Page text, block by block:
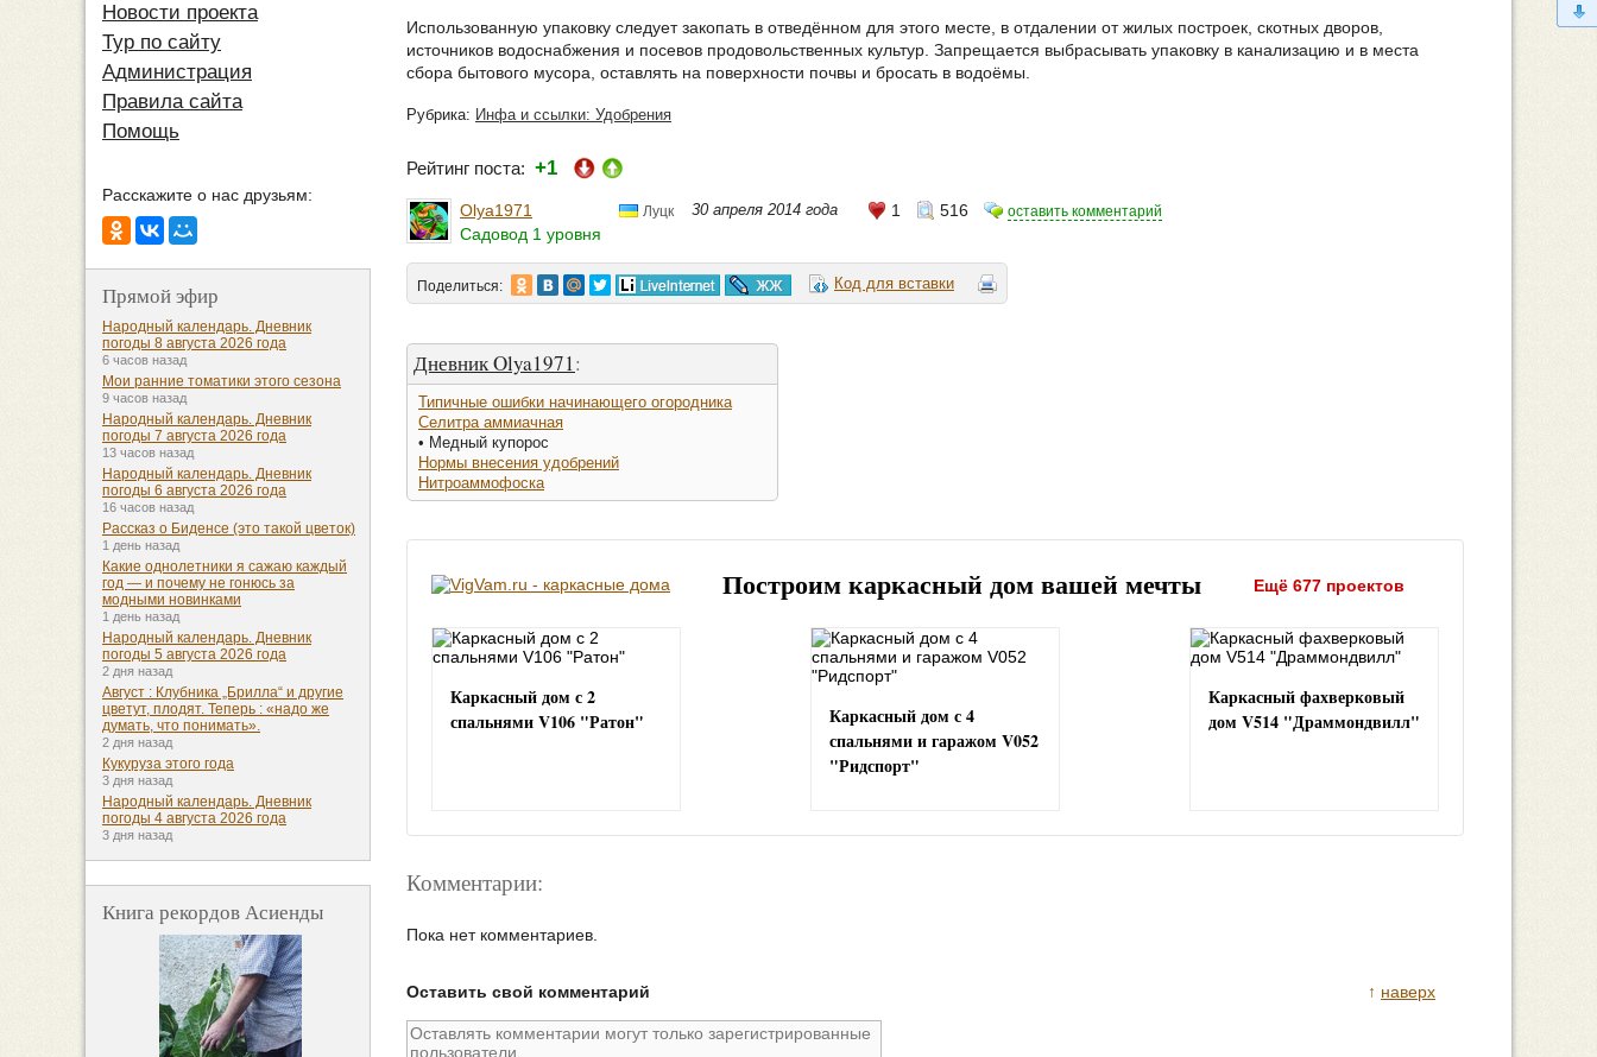
Использованную упаковку следует закопать в отведённом для этого месте, в отдалении от жилых построек, скотных дворов,
источников водоснабжения и посевов продовольственных культур. Запрещается выбрасывать упаковку в канализацию и в места
сбора бытового мусора, оставлять на поверхности почвы и бросать в водоёмы.
Рубрика: Инфа и ссылки: Удобрения
Рейтинг поста: +1
Olya1971
Садовод 1 уровня
Луцк 30 апреля 2014 года 1 516 оставить комментарий
Поделиться: Код для вставки
Дневник Olya1971:
Типичные ошибки начинающего огородника
Селитра аммиачная
• Медный купорос
Нормы внесения удобрений
Нитроаммофоска
Построим каркасный дом вашей мечты Ещё 677 проектов
Каркасный дом с 2
спальнями V106 "Ратон"
Каркасный дом с 4
спальнями и гаражом V052
"Ридспорт"
Каркасный фахверковый
дом V514 "Драммондвилл"
Комментарии:
Пока нет комментариев.
↑ наверх
Оставить свой комментарий
Новости проекта
Тур по сайту
Администрация
Правила сайта
Помощь
Расскажите о нас друзьям:
Прямой эфир
Народный календарь. Дневник
погоды 8 августа 2026 года
6 часов назад
Мои ранние томатики этого сезона
9 часов назад
Народный календарь. Дневник
погоды 7 августа 2026 года
13 часов назад
Народный календарь. Дневник
погоды 6 августа 2026 года
16 часов назад
Рассказ о Биденсе (это такой цветок)
1 день назад
Какие однолетники я сажаю каждый
год — и почему не гонюсь за
модными новинками
1 день назад
Народный календарь. Дневник
погоды 5 августа 2026 года
2 дня назад
Август : Клубника „Брилла“ и другие
цветут, плодят. Теперь : «надо же
думать, что понимать».
2 дня назад
Кукуруза этого года
3 дня назад
Народный календарь. Дневник
погоды 4 августа 2026 года
3 дня назад
Книга рекордов Асиенды